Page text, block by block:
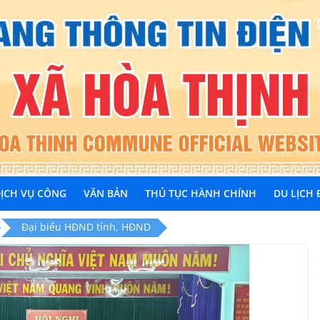
VỤ CÔNG VĂN BẢN THỦ TỤC HÀNH CHÍNH DU LỊCH
Đại biểu HĐND tỉnh, HĐND